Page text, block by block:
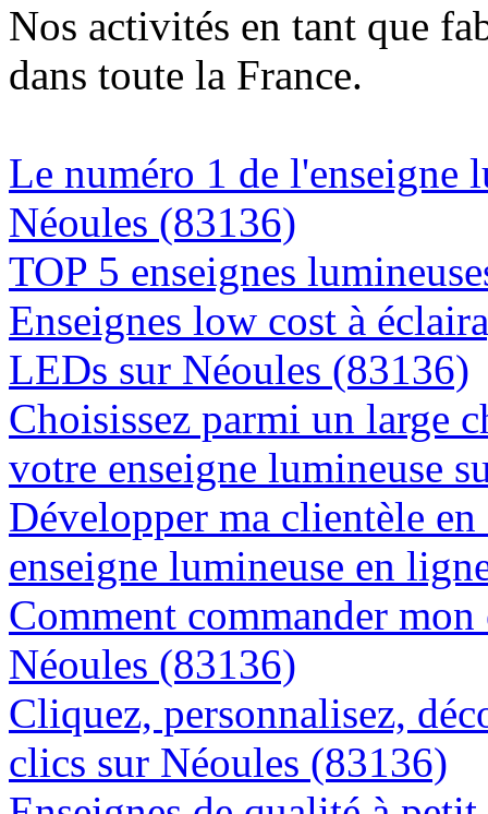
Nos activités en tant que
dans toute la France.
Le numéro 1 de l'enseigne
Néoules (83136)
TOP 5 enseignes
Enseignes low cost à
LEDs sur Néoules (83136)
Choisissez parmi un large
votre enseigne lumineuse
Développer ma clientèle
enseigne lumineuse en
Comment commander
Néoules (83136)
Cliquez, personnalisez,
clics sur Néoules (83136)